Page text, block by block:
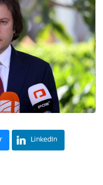
LinkedIn